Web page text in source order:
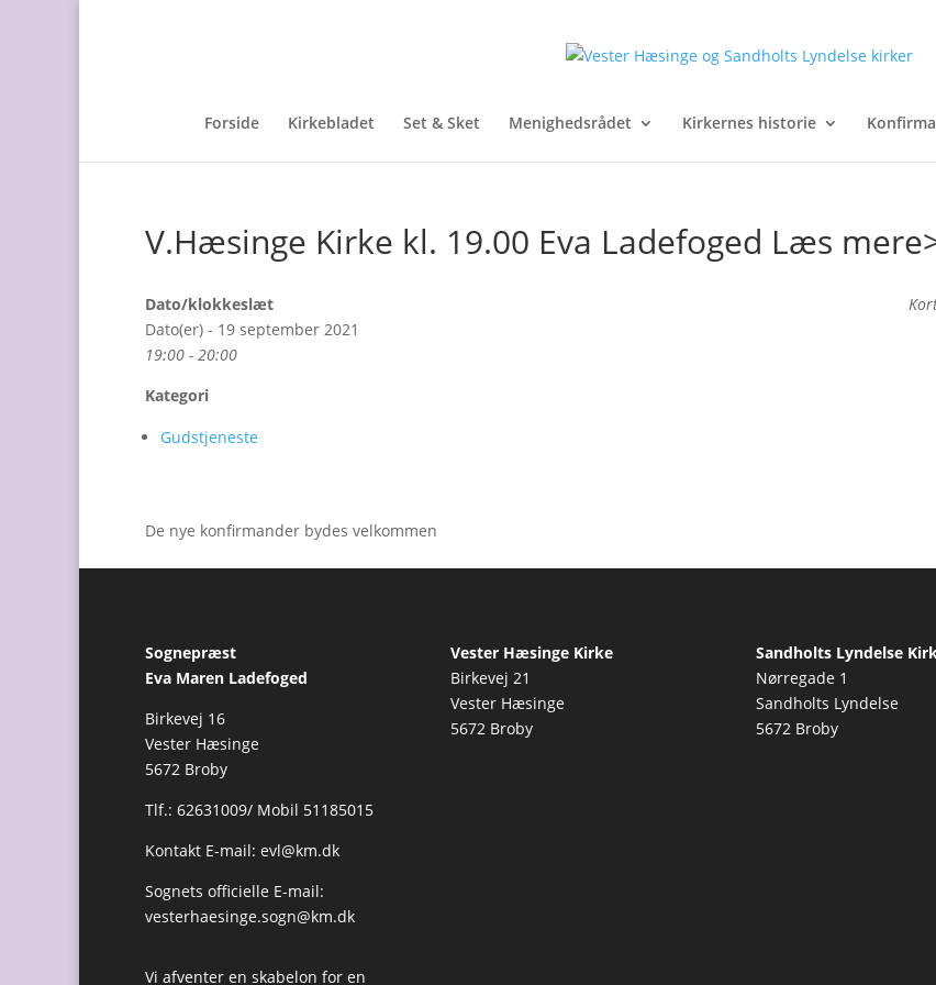
Forside Kirkebladet Set & Sket Menighedsrådet Kirkernes historie
V.Hæsinge Kirke kl. 19.00 Eva Ladefoged Læs
Dato/klokkeslæt
Dato(er) - 19 september 2021
19:00 - 20:00
Kategori
Gudstjeneste
De nye konfirmander bydes velkommen
Sognepræst
Eva Maren Ladefoged
Birkevej 16
Vester Hæsinge
5672 Broby
Tlf.: 62631009/ Mobil 51185015
Kontakt E-mail: evl@km.dk
Sognets officielle E-mail:
vesterhaesinge.sogn@km.dk
Vi afventer en skabelon for en
Vester Hæsinge Kirke
Birkevej 21
Vester Hæsinge
5672 Broby
Sandholts Lyndelse
Nørregade 1
Sandholts Lyndelse
5672 Broby